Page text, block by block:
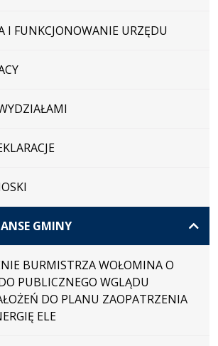
I FUNKCJONOWANIE URZĘDU
GMINY
BURMISTRZA WOŁOMINA O
PUBLICZNEGO WGLĄDU
DO PLANU ZAOPATRZENIA
ELE